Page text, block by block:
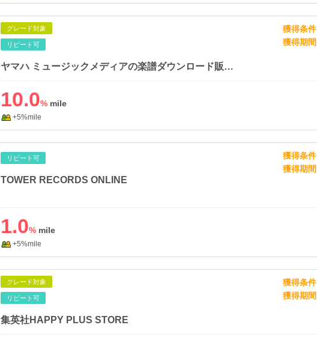
グレード対象
リピート可
ヤマハ ミュージックメディアの楽譜ダウンロード販売サイト 「ぷりんと楽譜」
獲得条件
獲得期間
10.0%
+5%mile
リピート可
TOWER RECORDS ONLINE
獲得条件
獲得期間
1.0%
+5%mile
グレード対象
リピート可
集英社HAPPY PLUS STORE
獲得条件
獲得期間